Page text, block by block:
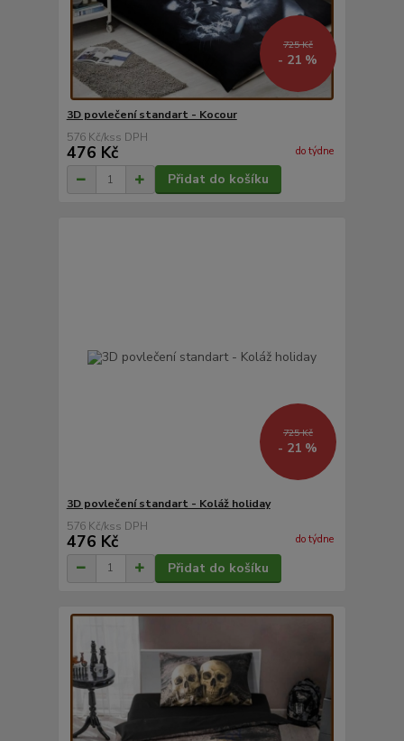
725 Kč
- 21 %
3D povlečení standart - Kocour
576 Kč/ks
476 Kč do týdne
Přidat do košíku
725 Kč
- 21 %
3D povlečení standart - Koláž holiday
576 Kč/ks
476 Kč do týdne
Přidat do košíku